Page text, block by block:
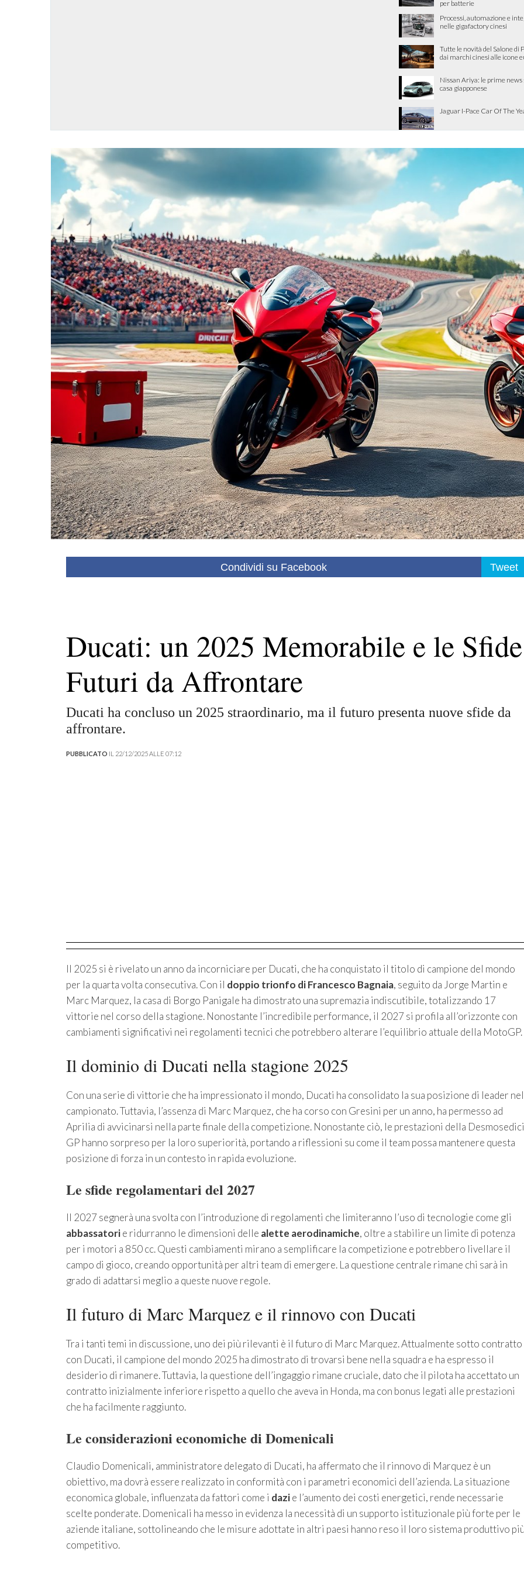
per batterie
Processi, automazione e
nelle gigafactory cinesi
Tutte le novità del Salone di
dai marchi cinesi alle icone
Nissan Ariya: le prime news
casa giapponese
Jaguar I-Pace Car Of The
Condividi su Facebook Tweet
Ducati: un 2025 Memorabile e le Sfide
Futuri da Affrontare
Ducati ha concluso un 2025 straordinario, ma il futuro presenta nuove sfide da
affrontare.
PUBBLICATO IL 22/12/2025 ALLE 07:12
Il 2025 si è rivelato un anno da incorniciare per Ducati, che ha conquistato il titolo di campione del mondo
per la quarta volta consecutiva. Con il doppio trionfo di Francesco Bagnaia, seguito da Jorge Martin e
Marc Marquez, la casa di Borgo Panigale ha dimostrato una supremazia indiscutibile, totalizzando 17
vittorie nel corso della stagione. Nonostante l’incredibile performance, il 2027 si profila all’orizzonte con
cambiamenti significativi nei regolamenti tecnici che potrebbero alterare l’equilibrio attuale della MotoGP.
Il dominio di Ducati nella stagione 2025
Con una serie di vittorie che ha impressionato il mondo, Ducati ha consolidato la sua posizione di leader nel
campionato. Tuttavia, l’assenza di Marc Marquez, che ha corso con Gresini per un anno, ha permesso ad
Aprilia di avvicinarsi nella parte finale della competizione. Nonostante ciò, le prestazioni della Desmosedici
GP hanno sorpreso per la loro superiorità, portando a riflessioni su come il team possa mantenere questa
posizione di forza in un contesto in rapida evoluzione.
Le sfide regolamentari del 2027
Il 2027 segnerà una svolta con l’introduzione di regolamenti che limiteranno l’uso di tecnologie come gli
abbassatorie ridurranno le dimensioni delle alette aerodinamiche, oltre a stabilire un limite di potenza
per i motori a 850 cc. Questi cambiamenti mirano a semplificare la competizione e potrebbero livellare il
campo di gioco, creando opportunità per altri team di emergere. La questione centrale rimane chi sarà in
grado di adattarsi meglio a queste nuove regole.
Il futuro di Marc Marquez e il rinnovo con Ducati
Tra i tanti temi in discussione, uno dei più rilevanti è il futuro di Marc Marquez. Attualmente sotto contratto
con Ducati, il campione del mondo 2025 ha dimostrato di trovarsi bene nella squadra e ha espresso il
desiderio di rimanere. Tuttavia, la questione dell’ingaggio rimane cruciale, dato che il pilota ha accettato un
contratto inizialmente inferiore rispetto a quello che aveva in Honda, ma con bonus legati alle prestazioni
che ha facilmente raggiunto.
Le considerazioni economiche di Domenicali
Claudio Domenicali, amministratore delegato di Ducati, ha affermato che il rinnovo di Marquez è un
obiettivo, ma dovrà essere realizzato in conformità con i parametri economici dell’azienda. La situazione
economica globale, influenzata da fattori come i dazie l’aumento dei costi energetici, rende necessarie
scelte ponderate. Domenicali ha messo in evidenza la necessità di un supporto istituzionale più forte per le
aziende italiane, sottolineando che le misure adottate in altri paesi hanno reso il loro sistema produttivo
competitivo.